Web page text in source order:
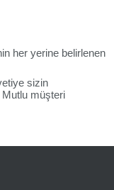
her yerine belirlenen
sizin
Mutlu müşteri